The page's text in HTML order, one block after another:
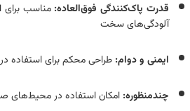
قدرت پاک‌کنندگی فوق‌العاده: مناسب برای
آلودگی‌های سخت
ایمنی و دوام: طراحی محکم برای استفاده
چندمنظوره: امکان استفاده در محیط‌های